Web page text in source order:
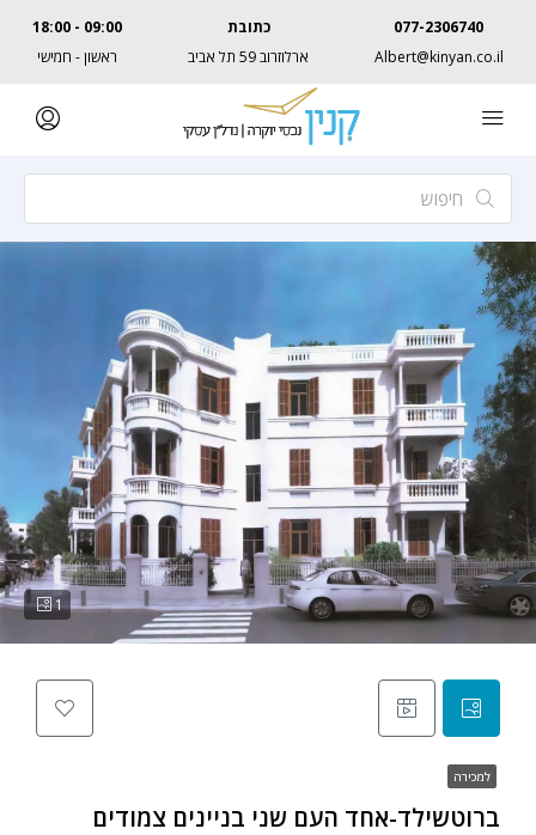
077-2306740
Albert@kinyan.co.il
כתובת
ארלוזרוב 59 תל אביב
09:00 - 18:00
ראשון - חמישי
1
למכירה
ברוטשילד-אחד העם שני בניינים צמודים